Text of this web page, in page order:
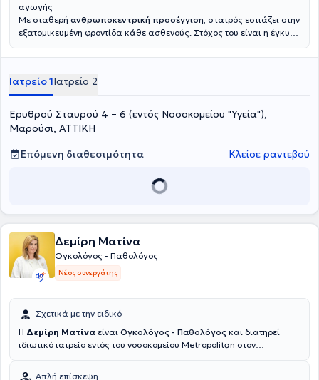
αγωγής
Με σταθερή ανθρωποκεντρική προσέγγιση, ο ιατρός εστιάζει στην
εξατομικευμένη φροντίδα κάθε ασθενούς. Στόχος του είναι η έγκυρη
οικογενειών τους, διασφαλίζοντας τη βέλτιστη δυνατή ποιότητα
Ιατρείο 1Ιατρείο 2
Ερυθρού Σταυρού 4 – 6 (εντός Νοσοκομείου "Υγεία"),
Μαρούσι, ΑΤΤΙΚΗ
Επόμενη διαθεσιμότητα
Κλείσε ραντεβού
Δεμίρη Ματίνα
Ογκολόγος - Παθολόγος
Νέος συνεργάτης
Σχετικά με την ειδικό
Η Δεμίρη Ματίνα είναι Ογκολόγος - Παθολόγος και διατηρεί
ιδιωτικό ιατρείο εντός του νοσοκομείου Metropolitan στον
συμπαγείς όγκους, συμπεριλαμβανομένων των όγκων του
Απλή επίσκεψη